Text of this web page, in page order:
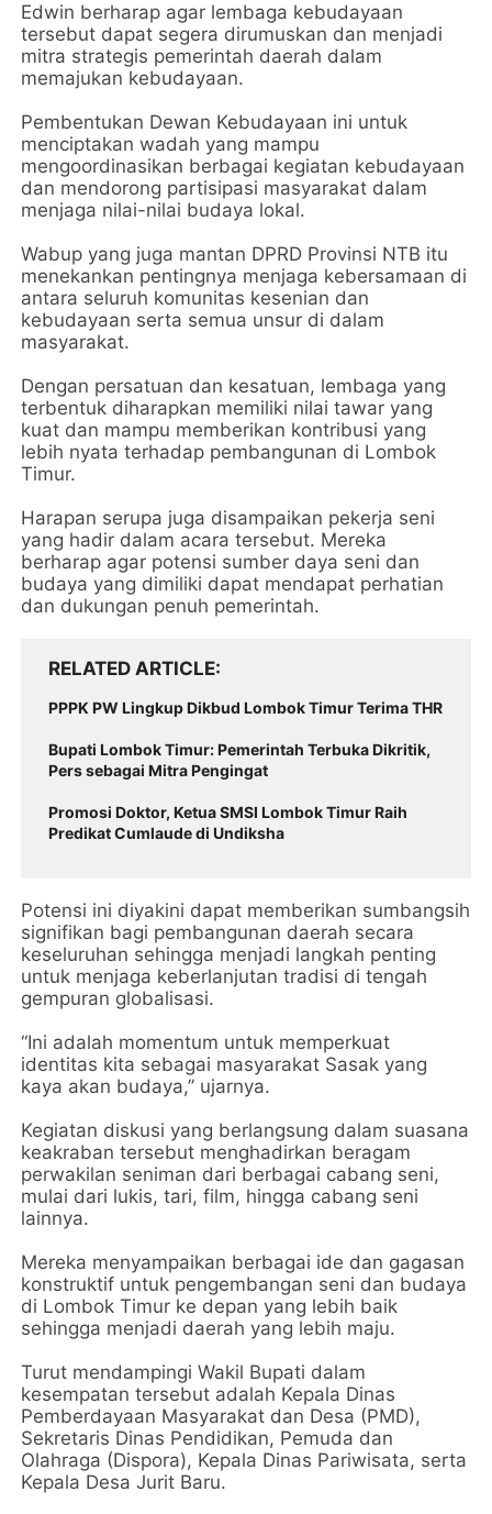
Edwin berharap agar lembaga kebudayaan
tersebut dapat segera dirumuskan dan menjadi
mitra strategis pemerintah daerah dalam
memajukan kebudayaan.
Pembentukan Dewan Kebudayaan ini untuk
menciptakan wadah yang mampu
mengoordinasikan berbagai kegiatan kebudayaan
dan mendorong partisipasi masyarakat dalam
menjaga nilai-nilai budaya lokal.
Wabup yang juga mantan DPRD Provinsi NTB itu
menekankan pentingnya menjaga kebersamaan di
antara seluruh komunitas kesenian dan
kebudayaan serta semua unsur di dalam
masyarakat.
Dengan persatuan dan kesatuan, lembaga yang
terbentuk diharapkan memiliki nilai tawar yang
kuat dan mampu memberikan kontribusi yang
lebih nyata terhadap pembangunan di Lombok
Timur.
Harapan serupa juga disampaikan pekerja seni
yang hadir dalam acara tersebut. Mereka
berharap agar potensi sumber daya seni dan
budaya yang dimiliki dapat mendapat perhatian
dan dukungan penuh pemerintah.
RELATED ARTICLE
PPPK PW Lingkup Dikbud Lombok Timur Terima THR
Bupati Lombok Timur: Pemerintah Terbuka Dikritik,
Pers sebagai Mitra Pengingat
Promosi Doktor, Ketua SMSI Lombok Timur Raih
Predikat Cumlaude di Undiksha
Potensi ini diyakini dapat memberikan sumbangsih
signifikan bagi pembangunan daerah secara
keseluruhan sehingga menjadi langkah penting
untuk menjaga keberlanjutan tradisi di tengah
gempuran globalisasi.
“Ini adalah momentum untuk memperkuat
identitas kita sebagai masyarakat Sasak yang
kaya akan budaya,” ujarnya.
Kegiatan diskusi yang berlangsung dalam suasana
keakraban tersebut menghadirkan beragam
perwakilan seniman dari berbagai cabang seni,
mulai dari lukis, tari, film, hingga cabang seni
lainnya.
Mereka menyampaikan berbagai ide dan gagasan
konstruktif untuk pengembangan seni dan budaya
di Lombok Timur ke depan yang lebih baik
sehingga menjadi daerah yang lebih maju.
Turut mendampingi Wakil Bupati dalam
kesempatan tersebut adalah Kepala Dinas
Pemberdayaan Masyarakat dan Desa (PMD),
Sekretaris Dinas Pendidikan, Pemuda dan
Olahraga (Dispora), Kepala Dinas Pariwisata, serta
Kepala Desa Jurit Baru.